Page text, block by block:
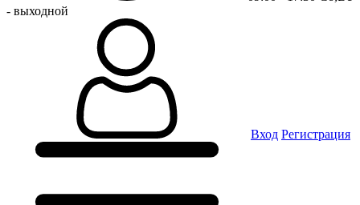
- выходной
Вход Регистрация